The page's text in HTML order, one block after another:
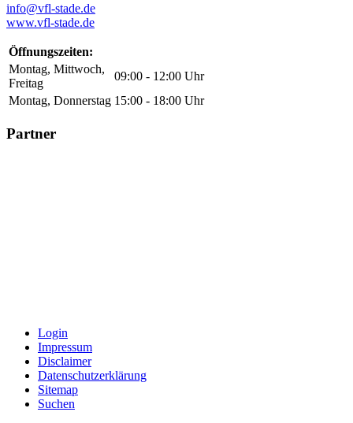
info@vfl-stade.de
www.vfl-stade.de
Öffnungszeiten:
Montag, Mittwoch,
Freitag
09:00 - 12:00 Uhr
Montag, Donnerstag 15:00 - 18:00 Uhr
Partner
Login
Impressum
Disclaimer
Datenschutzerklärung
Sitemap
Suchen